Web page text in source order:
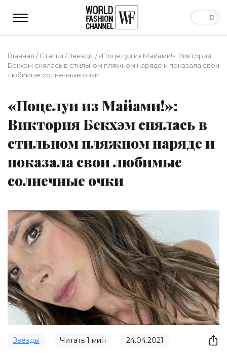
Главная /Статьи /Звёзды /«Поцелуи из Майами!»: Виктория
Бекхэм снялась в стильном пляжном наряде и показала свои
любимые солнечные очки
«Поцелуи из Майами!»:
Виктория Бекхэм снялась в
стильном пляжном наряде и
показала свои любимые
солнечные очки
Звёзды Читать 1 мин 24.04.2021